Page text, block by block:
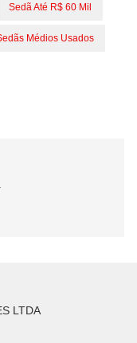
Sedã Até R$ 60 Mil
Médios Usados
LTDA